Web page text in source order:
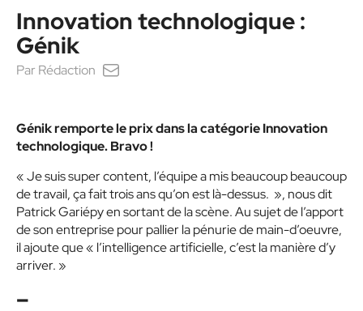
Innovation technologique :
Génik
Par Rédaction
Génik remporte le prix dans la catégorie Innovation
technologique. Bravo !
« Je suis super content, l’équipe a mis beaucoup beaucoup
de travail, ça fait trois ans qu’on est là-dessus. », nous dit
Patrick Gariépy en sortant de la scène. Au sujet de l’apport
de son entreprise pour pallier la pénurie de main-d’oeuvre,
il ajoute que « l’intelligence artificielle, c’est la manière d’y
arriver. »
–